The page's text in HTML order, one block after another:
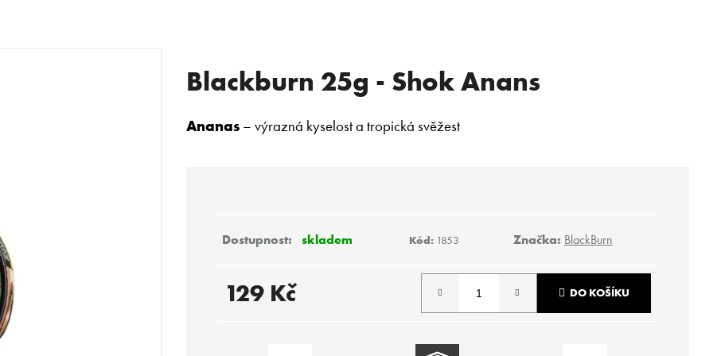
Blackburn 25g - Shok Anans
Ananas – výrazná kyselost a tropická svěžest​
skladem Kód: 1853 Značka: BlackBurn
129 Kč DO KOŠÍKU
POTŘEBUJETE NAJÍT?
Následující